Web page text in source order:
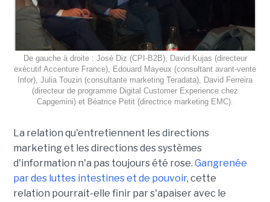
De gauche à droite : José Diz (CPI-B2B), David Kujas (directeur
exécutif Accenture France), Edouard Mayeux (consultant avant-vente
Infor), Julia Touzin (consultante marketing Teradata), David Ferreira
(directeur de programme Digital Customer Experience chez
Capgemini) et Béatrice Petit (directrice marketing EMC).
La relation qu'entretiennent les directions
marketing et les directions des systèmes
d'information n'a pas toujours été rose. Gangrenée
par des luttes intestines et de pouvoir, cette
relation pourrait-elle finir par s'apaiser avec le